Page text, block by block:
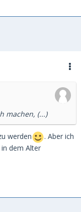
machen, (...)
werden
. Aber ich
dem Alter